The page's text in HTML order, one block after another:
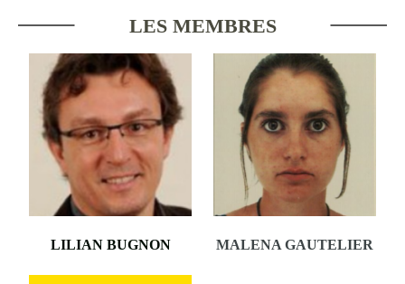
LES MEMBRES
LILIAN BUGNON MALENA GAUTELIER